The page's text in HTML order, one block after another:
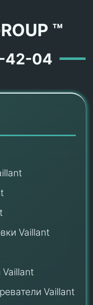
™
42-04
Vaillant
Vaillant